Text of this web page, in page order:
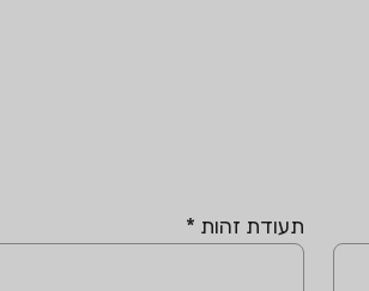
תעודת זהות *